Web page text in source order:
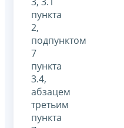
пункта
2,
подпунктом
7
пункта
3.4,
абзацем
третьим
пункта